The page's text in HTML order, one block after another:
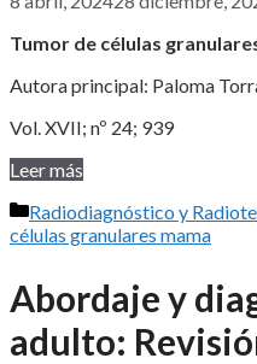
Tumor de células
Autora principal: Paloma
Vol. XVII; nº 24; 939
Leer más
Categorías
Radiodiagnóstico y
células granulares mama
Abordaje y
adulto: